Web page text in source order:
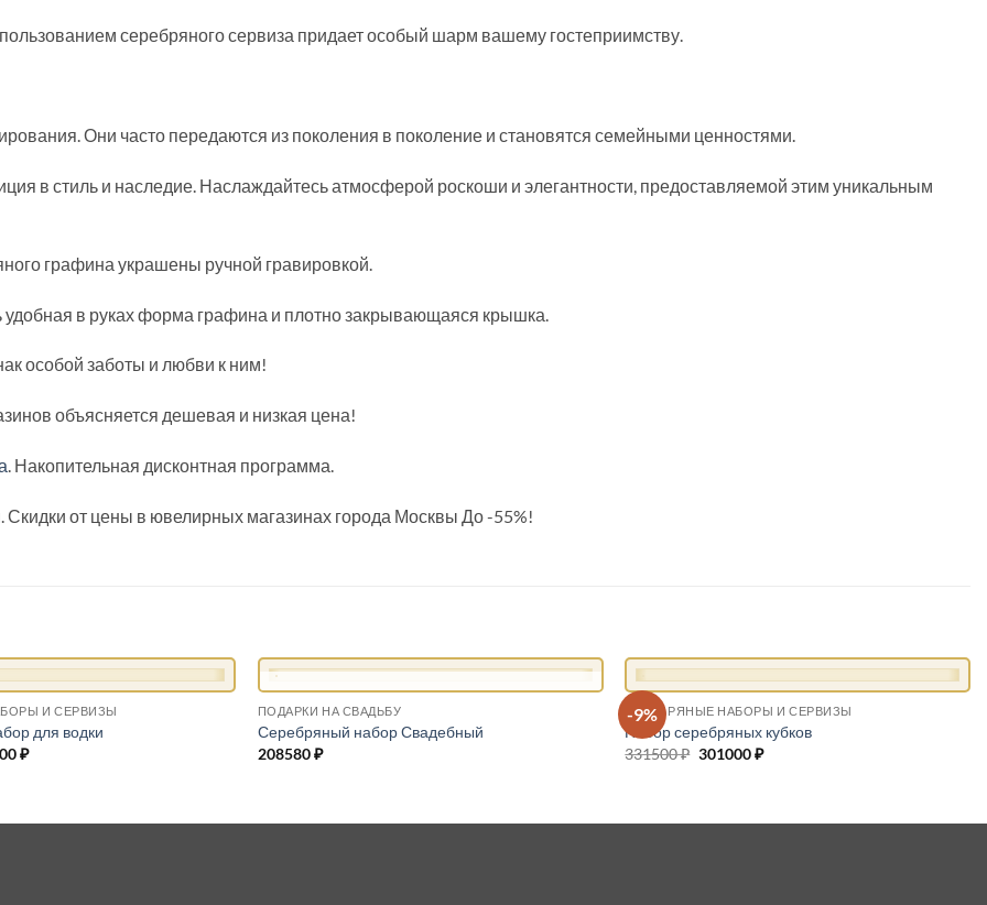
серебряного сервиза придает особый шарм вашему гостеприимству.
Они часто передаются из поколения в поколение и становятся семейными ценностями.
в стиль и наследие. Наслаждайтесь атмосферой роскоши и элегантности, предоставляемой этим уникальным
графина украшены ручной гравировкой.
в руках форма графина и плотно закрывающаяся крышка.
особой заботы и любви к ним!
объясняется дешевая и низкая цена!
. Накопительная дисконтная программа.
от цены в ювелирных магазинах города Москвы До -55%!
И СЕРВИЗЫ
для водки
₽Текущая
+
НЕТ В НАЛИЧИИ
ПОДАРКИ НА СВАДЬБУ
Серебряный набор Свадебный
208580₽
-9%
+
СЕРЕБРЯНЫЕ НАБОРЫ И СЕРВИЗЫ
Набор серебряных кубков
331500₽ Первоначальная
301000₽Текущая